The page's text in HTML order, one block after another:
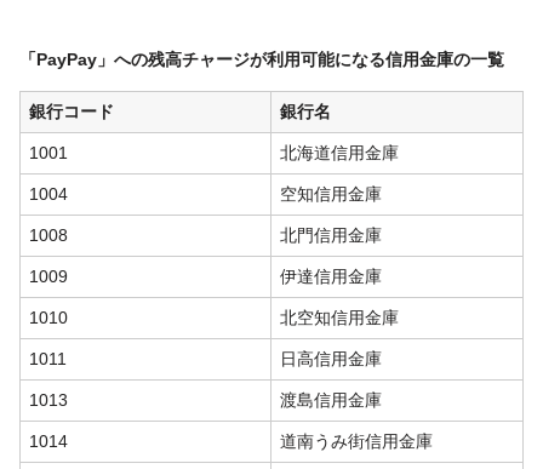
「PayPay」への残高チャージが利用可能になる信用金庫の一覧
銀行コード 銀行名
1001 北海道信用金庫
1004 空知信用金庫
1008 北門信用金庫
1009 伊達信用金庫
1010 北空知信用金庫
1011 日高信用金庫
1013 渡島信用金庫
1014 道南うみ街信用金庫